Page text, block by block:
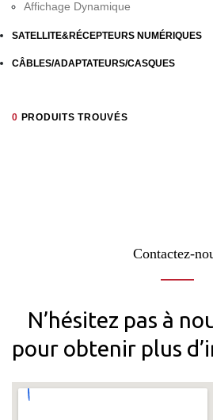
Affichage Dynamique
SATELLITE&RÉCEPTEURS NUMÉRIQUES
CÂBLES/ADAPTATEURS/CASQUES
0 PRODUITS TROUVÉS
Contactez-
N’hésitez pas à
pour obtenir plus